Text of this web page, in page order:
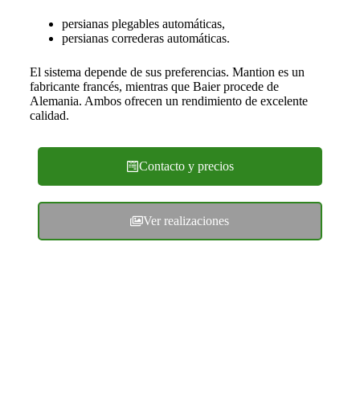
persianas plegables automáticas,
persianas correderas automáticas.
El sistema depende de sus preferencias. Mantion es un
fabricante francés, mientras que Baier procede de
Alemania. Ambos ofrecen un rendimiento de excelente
calidad.
Contacto y precios
Ver realizaciones